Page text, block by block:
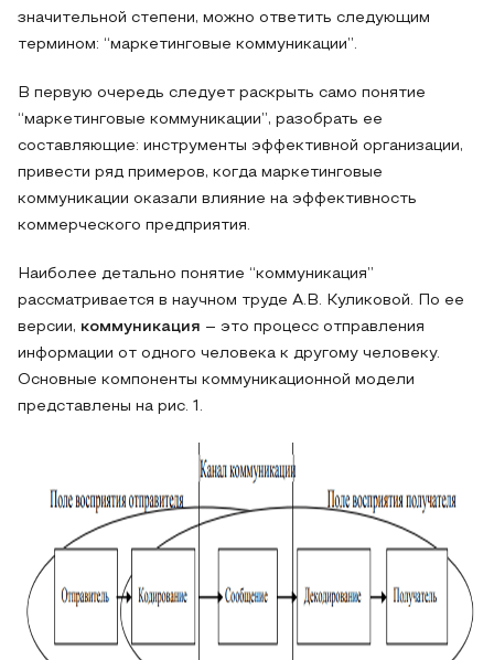
значительной степени, можно ответить следующим
термином: “маркетинговые коммуникации”.
В первую очередь следует раскрыть само понятие
“маркетинговые коммуникации”, разобрать ее
составляющие: инструменты эффективной организации,
привести ряд примеров, когда маркетинговые
коммуникации оказали влияние на эффективность
коммерческого предприятия.
Наиболее детально понятие “коммуникация”
рассматривается в научном труде А.В. Куликовой. По ее
версии, коммуникация – это процесс отправления
информации от одного человека к другому человеку.
Основные компоненты коммуникационной модели
представлены на рис. 1.